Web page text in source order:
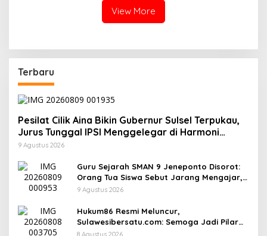
View More
Terbaru
Pesilat Cilik Aina Bikin Gubernur Sulsel Terpukau,
Jurus Tunggal IPSI Menggelegar di Harmoni
Kemanusiaan
9 Agustus 2026
Guru Sejarah SMAN 9 Jeneponto Disorot:
Orang Tua Siswa Sebut Jarang Mengajar,
Sekolah Bungkam
9 Agustus 2026
Hukum86 Resmi Meluncur,
Sulawesibersatu.com: Semoga Jadi Pilar
Informasi Hukum yang Berintegritas
8 Agustus 2026